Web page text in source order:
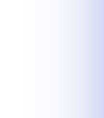
adipiscing